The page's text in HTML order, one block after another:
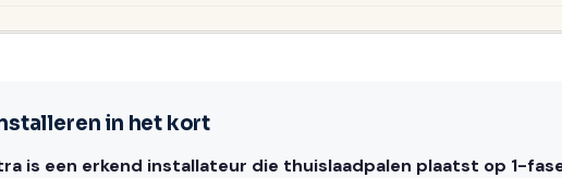
in het kort
is een erkend installateur die thuislaadpalen plaatst op 1-